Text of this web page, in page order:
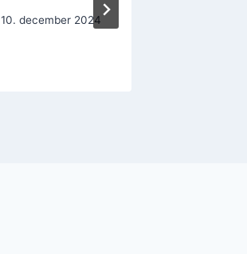
10. december 2024